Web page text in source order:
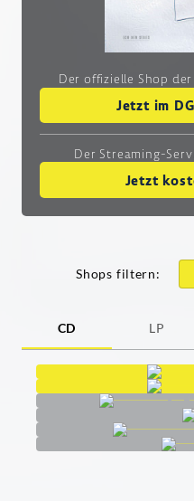
Der offizielle Shop
Jetzt im
Der Streaming-
Jetzt
Shops filtern:
CD LP